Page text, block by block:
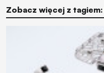
Zobacz więcej z tagiem: